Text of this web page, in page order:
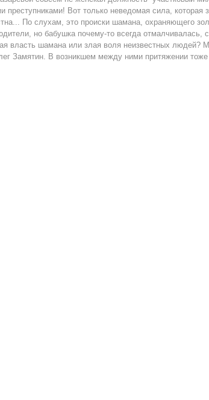
преступниками! Вот только неведомая сила,
По слухам, это происки шамана, охраняющего
но бабушка почему-то всегда отмалчивалась,
власть шамана или злая воля неизвестных людей?
Замятин. В возникшем между ними притяжении тоже